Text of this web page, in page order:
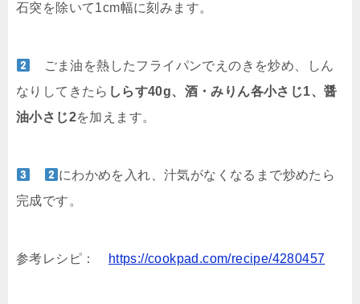
石突を除いて1cm幅に刻みます。
ごま油を熱したフライパンでえのきを炒め、しん
なりしてきたら しらす40g、酒・みりん各小さじ1、醤
油小さじ2を加えます。
にわかめを入れ、汁気がなくなるまで炒めたら
完成です。
参考レシピ： https://cookpad.com/recipe/4280457